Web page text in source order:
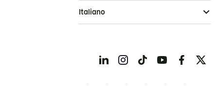
Italiano